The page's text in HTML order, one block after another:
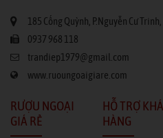
185 Cống Quỳnh, P.Nguyễn Cư
0937 968 118
trandiep1979@gmail.com
www.ruoungoaigiare.com
RƯỢU NGOẠI
GIÁ RẺ
HỖ TRỢ
HÀNG